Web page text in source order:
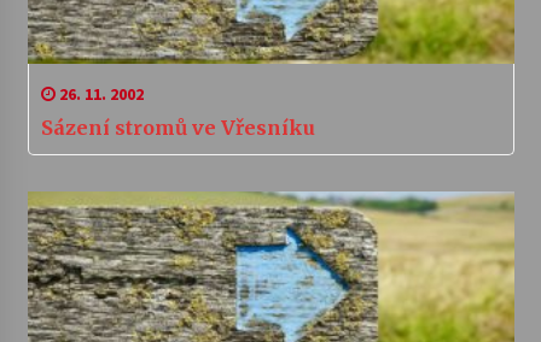
26. 11. 2002
Sázení stromů ve Vřesníku